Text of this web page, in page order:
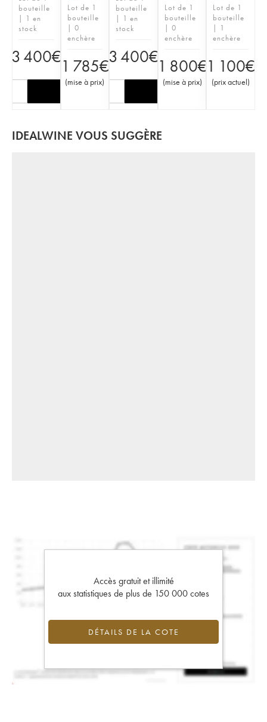
bouteille
| 1 en
stock
3 400€
Lot de 1
bouteille
| 0
enchère
1 785€
(mise à prix)
bouteille
| 1 en
stock
3 400€
Lot de 1
bouteille
| 0
enchère
1 800€
(mise à prix)
Lot de 1
bouteille
| 1
enchère
1 100€
(prix actuel)
IDEALWINE VOUS SUGGÈRE
Accès gratuit et illimité
aux statistiques de plus de 150 000 cotes
DÉTAILS DE LA COTE